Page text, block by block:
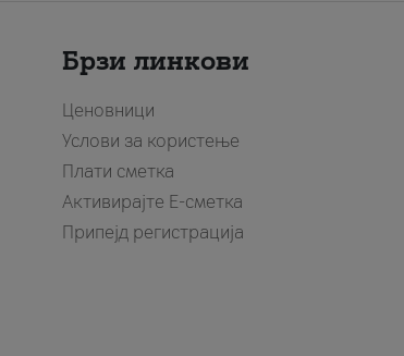
Брзи линкови
Ценовници
Услови за користење
Плати сметка
Активирајте Е-сметка
Припејд регистрација